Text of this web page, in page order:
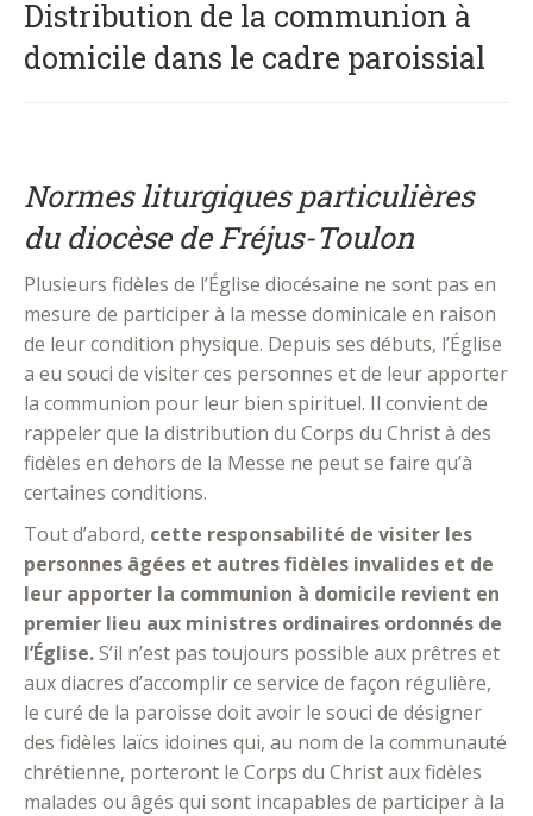
Distribution de la communion à
domicile dans le cadre paroissial
Normes liturgiques particulières
du diocèse de Fréjus-Toulon
Plusieurs fidèles de l’Église diocésaine ne sont pas en
mesure de participer à la messe dominicale en raison
de leur condition physique. Depuis ses débuts, l’Église
a eu souci de visiter ces personnes et de leur apporter
la communion pour leur bien spirituel. Il convient de
rappeler que la distribution du Corps du Christ à des
fidèles en dehors de la Messe ne peut se faire qu’à
certaines conditions.
Tout d’abord, cette responsabilité de visiter les
personnes âgées et autres fidèles invalides et de
leur apporter la communion à domicile revient en
premier lieu aux ministres ordinaires ordonnés de
l’Église.S’il n’est pas toujours possible aux prêtres et
aux diacres d’accomplir ce service de façon régulière,
le curé de la paroisse doit avoir le souci de désigner
des fidèles laïcs idoines qui, au nom de la communauté
chrétienne, porteront le Corps du Christ aux fidèles
malades ou âgés qui sont incapables de participer à la